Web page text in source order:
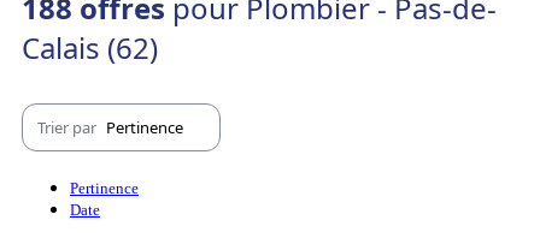
188 offres pour Plombier - Pas-de-
Calais (62)
Trier par Pertinence
Pertinence
Date